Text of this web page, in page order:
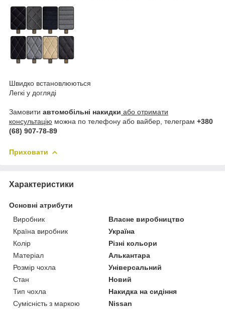
Швидко встановлюються
Легкі у догляді
Замовити автомобільні накидки або отримати
консультацію можна по телефону або вайбер, телеграм +380
(68) 907-78-89
Приховати
Характеристики
Основні атрибути
Виробник
Власне виробництво
Країна виробник
Україна
Колір
Різні кольори
Матеріал
Алькантара
Розмір чохла
Універсальний
Стан
Новий
Тип чохла
Накидка на сидіння
Сумісність з маркою
Nissan